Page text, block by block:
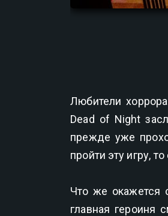
Любители
Dead of Night
прежде уже
пройти эту игру,
Что же окажется
главная героиня